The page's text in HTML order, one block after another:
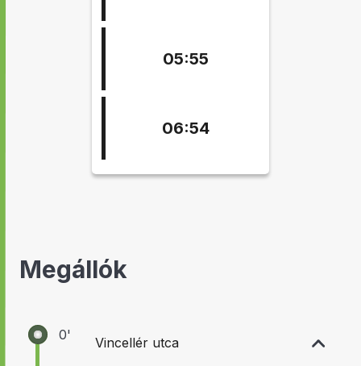
05:55
06:54
Megállók
0' Vincellér utca